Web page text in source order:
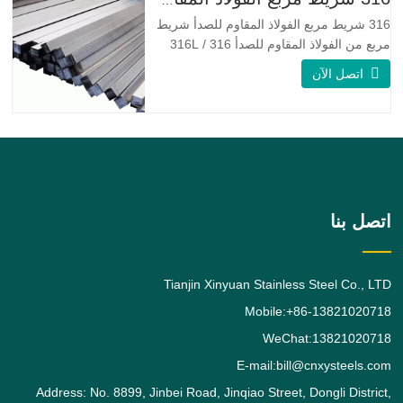
316 شريط مربع الفولاذ المقاوم للصدأ شريط
مربع من الفولاذ المقاوم للصدأ 316 / 316L
عبارة عن قضيب من سبائك الفولاذ المقاوم
اتصل الآن
اتصل بنا
Tianjin Xinyuan Stainless Steel Co., LTD
Mobile:+86-13821020718
WeChat:13821020718
E-mail:bill@cnxysteels.com
Address: No. 8899, Jinbei Road, Jinqiao Street, Dongli District,